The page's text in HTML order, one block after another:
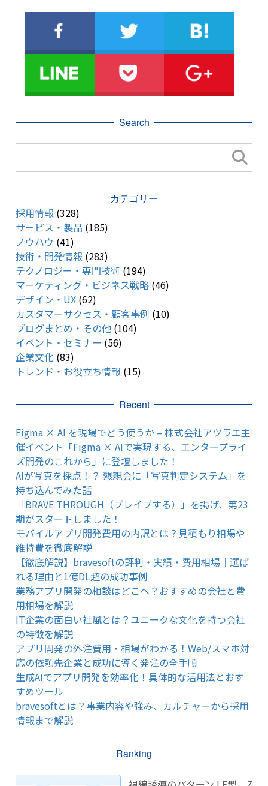
Search
カテゴリー
採用情報 (328)
サービス・製品 (185)
ノウハウ (41)
技術・開発情報 (283)
テクノロジー・専門技術 (194)
マーケティング・ビジネス戦略(46)
デザイン・UX(62)
カスタマーサクセス・顧客事例 (10)
ブログまとめ・その他(104)
イベント・セミナー (56)
企業文化 (83)
トレンド・お役立ち情報 (15)
Recent
Figma × AI を現場でどう使うか – 株式会社アツラエ主
催イベント「Figma × AIで実現する、エンタープライ
ズ開発のこれから」に登壇しました！
AIが写真を採点！？ 懇親会に「写真判定システム」を
持ち込んでみた話
「BRAVE THROUGH（ブレイブする）」を掲げ、第23
期がスタートしました！
モバイルアプリ開発費用の内訳とは？見積もり相場や
維持費を徹底解説
【徹底解説】bravesoftの評判・実績・費用相場｜選ば
れる理由と1億DL超の成功事例
業務アプリ開発の相談はどこへ？おすすめの会社と費
用相場を解説
IT企業の面白い社風とは？ユニークな文化を持つ会社
の特徴を解説
アプリ開発の外注費用・相場がわかる！Web/スマホ対
応の依頼先企業と成功に導く発注の全手順
生成AIでアプリ開発を効率化！具体的な活用法とおす
すめツール
bravesoftとは？事業内容や強み、カルチャーから採用
情報まで解説
Ranking